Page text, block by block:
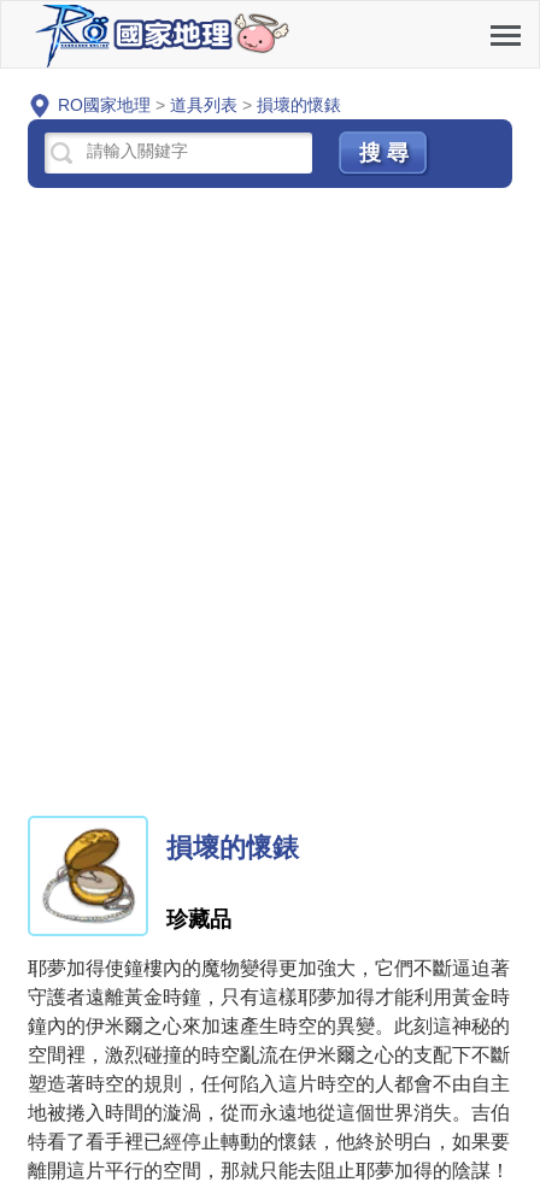
RO國家地理 > 道具列表 > 損壞的懷錶
損壞的懷錶
珍藏品
耶夢加得使鐘樓內的魔物變得更加強大，它們不斷逼迫著
守護者遠離黃金時鐘，只有這樣耶夢加得才能利用黃金時
鐘內的伊米爾之心來加速產生時空的異變。此刻這神秘的
空間裡，激烈碰撞的時空亂流在伊米爾之心的支配下不斷
塑造著時空的規則，任何陷入這片時空的人都會不由自主
地被捲入時間的漩渦，從而永遠地從這個世界消失。吉伯
特看了看手裡已經停止轉動的懷錶，他終於明白，如果要
離開這片平行的空間，那就只能去阻止耶夢加得的陰謀！